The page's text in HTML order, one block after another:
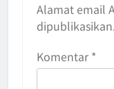
Alamat email
dipublikasikan.
Komentar *